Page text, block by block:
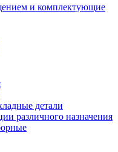
и комплектующие
детали
различного назначения